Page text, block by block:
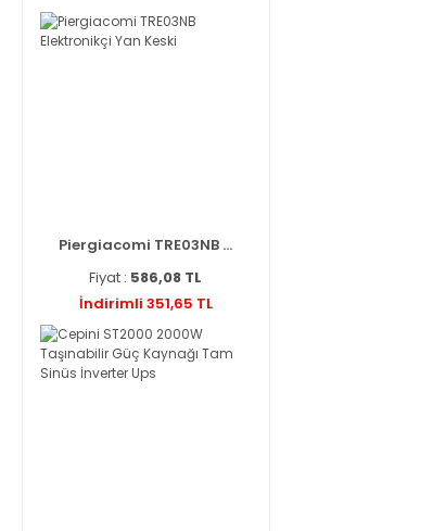
Piergiacomi TRE03NB ...
Fiyat : 586,08 TL
İndirimli 351,65 TL